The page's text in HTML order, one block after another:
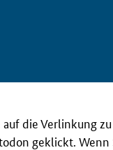
auf die Verlinkung
geklickt. Wenn